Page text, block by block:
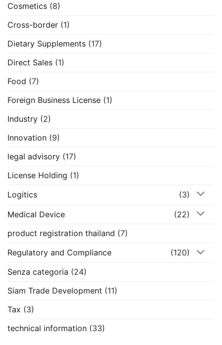
Cosmetics (8)
Cross-border (1)
Dietary Supplements (17)
Direct Sales (1)
Food (7)
Foreign Business License (1)
Industry (2)
Innovation (9)
legal advisory (17)
License Holding (1)
Logitics
(3)
Medical Device
(22)
product registration thailand (7)
Regulatory and Compliance
(120)
Senza categoria (24)
Siam Trade Development (11)
Tax (3)
technical information (33)